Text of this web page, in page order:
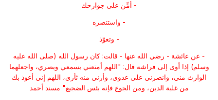
- أمِّن على جوارحك
- واستنصره
- وتعوّذ
- عن عائشة - رضي الله عنها - قالت: كان رسول الله (صلى الله عليه
وسلم) إذا أوى إلى فراشه قال: "اللهم أمتعني بسمعي وبصري، واجعلهما
الوارث مني، وانصرني على عدوي، وأرني منه ثأري، اللهم إني أعوذ بك
من غلبة الدين، ومن الجوع فإنه بئس الضجيع" مسند أحمد